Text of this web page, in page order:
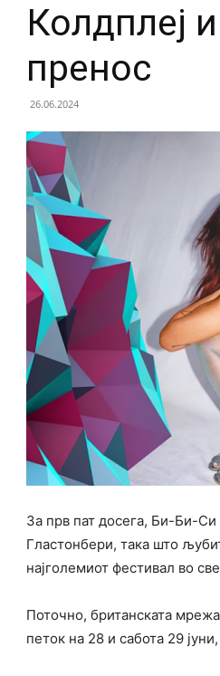
Колдплеј
пренос
26.06.2024
За прв пат досега, Би-Би-
Гластонбери, така што
најголемиот фестивал во
Поточно, британската
петок на 28 и сабота 29